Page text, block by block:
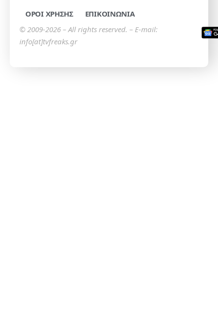
ΟΡΟΙ ΧΡΗΣΗΣ
ΕΠΙΚΟΙΝΩΝΙΑ
© 2009-2026 – All rights reserved. – E-mail:
info[at]tvfreaks.gr